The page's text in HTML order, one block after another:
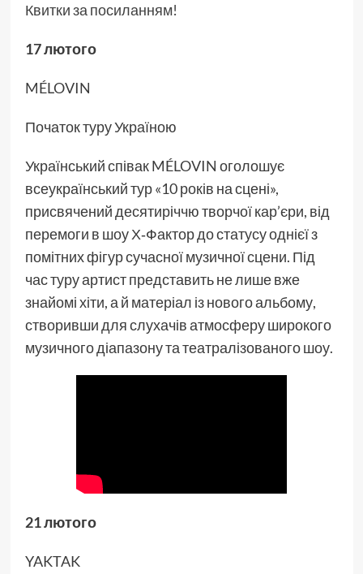
Квитки за посиланням!
17 лютого
MÉLOVIN
Початок туру Україною
Український співак MÉLOVIN оголошує
всеукраїнський тур «10 років на сцені»,
присвячений десятиріччю творчої кар’єри, від
перемоги в шоу Х‑Фактор до статусу однієї з
помітних фігур сучасної музичної сцени. Під
час туру артист представить не лише вже
знайомі хіти, а й матеріал із нового альбому,
створивши для слухачів атмосферу широкого
музичного діапазону та театралізованого шоу.
21 лютого
YAKTAK